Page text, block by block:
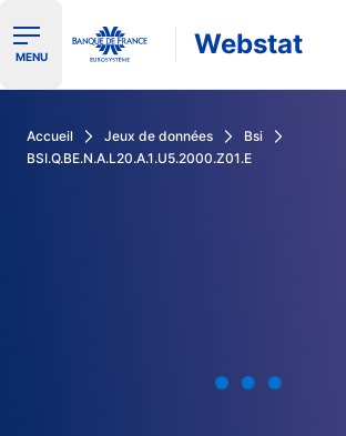
Ouvrir le menu de navigation
MENU Webstat
Accueil Jeux de données
Bsi
BSI.Q.BE.N.A.L20.A.1.U5.2000.Z01.E